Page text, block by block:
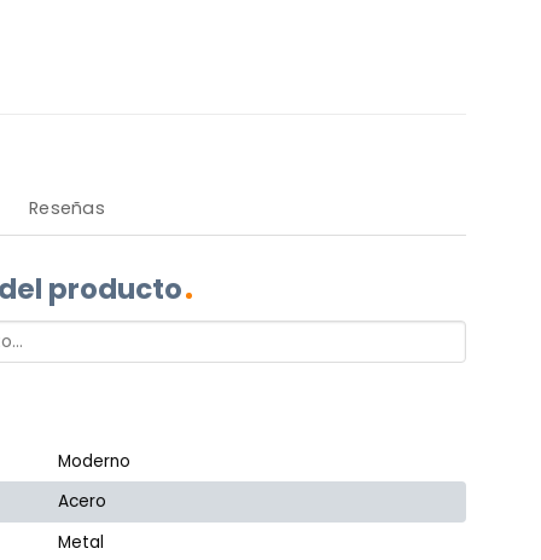
Reseñas
producto
Moderno
Acero
Metal